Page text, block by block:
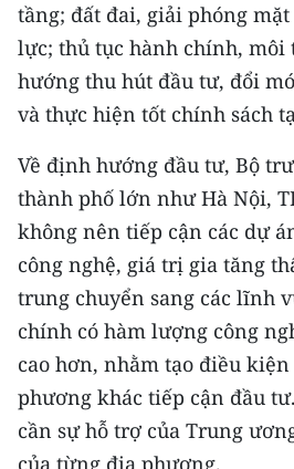
Media Du lịch
Media Thế giới
Media Thể thao
Media Giáo dục
Media Y tế
Media Khoa học - Công nghệ
Media Môi trường
Ảnh
Infographic
tầng; đất đai, giải phóng
lực; thủ tục hành chính,
hướng thu hút đầu tư, đổi
và thực hiện tốt chính sách
Về định hướng đầu tư, Bộ
thành phố lớn như Hà Nội,
không nên tiếp cận các dự
công nghệ, giá trị gia tăng
trung chuyển sang các lĩnh
chính có hàm lượng công
cao hơn, nhằm tạo điều kiện
phương khác tiếp cận đầu
cần sự hỗ trợ của Trung
của từng địa phương.